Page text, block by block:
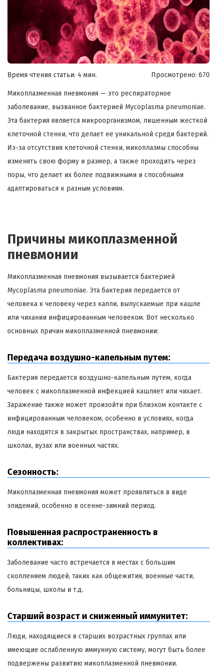
Время чтения статьи: 4 мин. Просмотрено: 670
Микоплазменная пневмония — это респираторное
заболевание, вызванное бактерией Mycoplasma pneumoniae.
Эта бактерия является микроорганизмом, лишенным жесткой
клеточной стенки, что делает ее уникальной среди бактерий.
Из-за отсутствия клеточной стенки, микоплазмы способны
изменять свою форму и размер, а также проходить через
поры, что делает их более подвижными и способными
адаптироваться к разным условиям.
Причины микоплазменной
пневмонии
Микоплазменная пневмония вызывается бактерией
Mycoplasma pneumoniae. Эта бактерия передается от
человека к человеку через капли, выпускаемые при кашле
или чихании инфицированным человеком. Вот несколько
основных причин микоплазменной пневмонии:
Передача воздушно-капельным путем:
Бактерия передается воздушно-капельным путем, когда
человек с микоплазменной инфекцией кашляет или чихает.
Заражение также может произойти при близком контакте с
инфицированным человеком, особенно в условиях, когда
люди находятся в закрытых пространствах, например, в
школах, вузах или военных частях.
Сезонность:
Микоплазменная пневмония может проявляться в виде
эпидемий, особенно в осенне-зимний период.
Повышенная распространенность в
коллективах:
Заболевание часто встречается в местах с большим
скоплением людей, таких как общежития, военные части,
больницы, школы и т.д.
Старший возраст и сниженный иммунитет:
Люди, находящиеся в старших возрастных группах или
имеющие ослабленную иммунную систему, могут быть более
подвержены развитию микоплазменной пневмонии.